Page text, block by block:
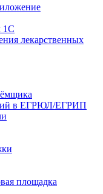
1С
лекарственных
в ЕГРЮЛ/ЕГРИП
площадка